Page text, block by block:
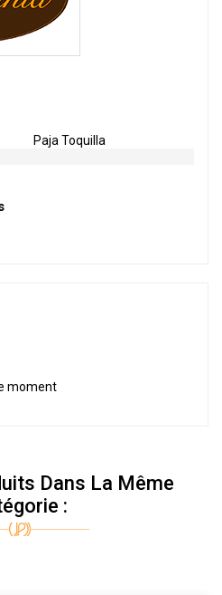
Paja Toquilla
moment
Dans La Même
: